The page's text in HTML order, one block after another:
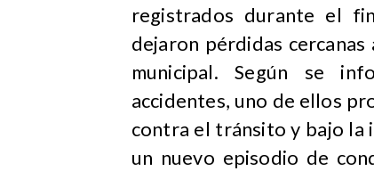
registrados durante el
dejaron pérdidas
municipal. Según se
accidentes, uno de ellos
contra el tránsito y bajo la
un nuevo episodio de